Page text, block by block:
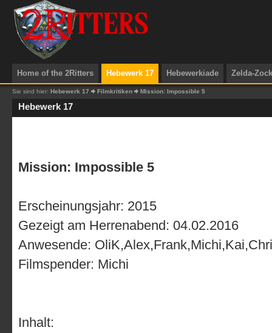
Home of the 2Ritters Hebewerk 17 Hebewerkiade Zelda-
Sie sind hier: Hebewerk 17 Filmkritiken Mission: Impossible 5
Hebewerk 17
Mission: Impossible 5
Erscheinungsjahr: 2015
Gezeigt am Herrenabend: 04.02.2016
Anwesende:
Filmspender: Michi
Inhalt: